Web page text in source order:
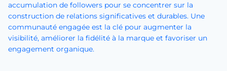
accumulation de followers pour se concentrer sur la
construction de relations significatives et durables. Une
communauté engagée est la clé pour augmenter la
visibilité, améliorer la fidélité à la marque et favoriser un
engagement organique.